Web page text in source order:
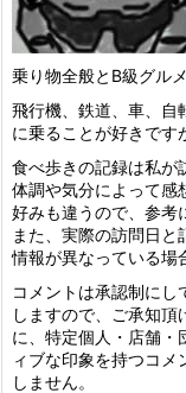
乗り物全般とB級グル
飛行機、鉄道、車、自
に乗ることが好きです
食べ歩きの記録は私が
体調や気分によって感
好みも違うので、参考
また、実際の訪問日と
情報が異なっている場
コメントは承認制に
しますので、ご承知
に、特定個人・店舗・
ィブな印象を持つコ
しません。